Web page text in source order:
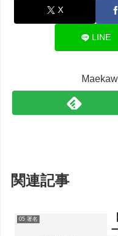
X
LINE
関連記事
05 署名